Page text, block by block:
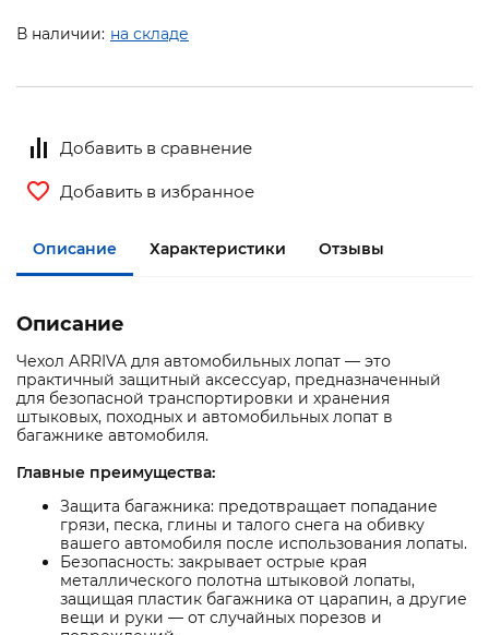
В наличии: на складе
Добавить в сравнение
Добавить в избранное
Описание Характеристики Отзывы
Описание
Чехол ARRIVA для автомобильных лопат — это
практичный защитный аксессуар, предназначенный
для безопасной транспортировки и хранения
штыковых, походных и автомобильных лопат в
багажнике автомобиля.
Главные преимущества:
Защита багажника: предотвращает попадание
грязи, песка, глины и талого снега на обивку
вашего автомобиля после использования лопаты.
Безопасность: закрывает острые края
металлического полотна штыковой лопаты,
защищая пластик багажника от царапин, а другие
вещи и руки — от случайных порезов и